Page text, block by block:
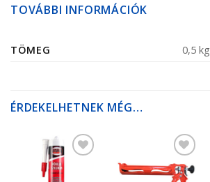
TOVÁBBI INFORMÁCIÓK
TÖMEG 0,5 kg
ÉRDEKELHETNEK MÉG…
Kedvencekhez Kedvencekhez